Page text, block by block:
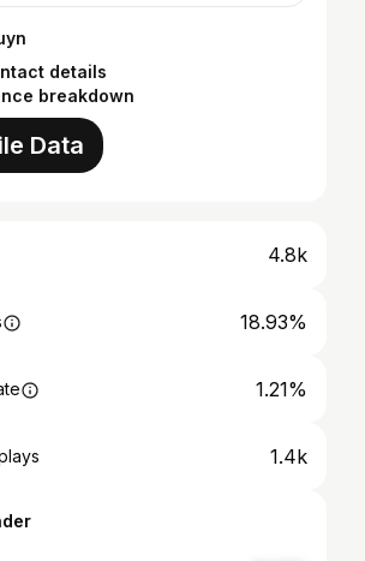
details
breakdown
Data
4.8k
18.93%
1.21%
1.4k